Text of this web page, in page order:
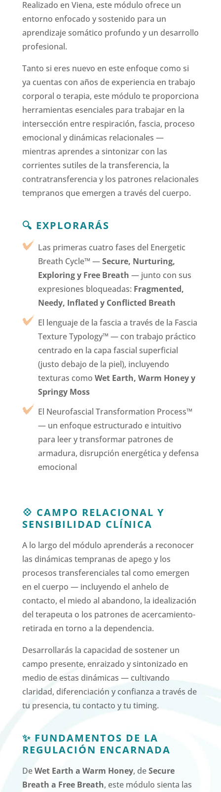
Realizado en Viena, este módulo ofrece un
entorno enfocado y sostenido para un
aprendizaje somático profundo y un desarrollo
profesional.
Tanto si eres nuevo en este enfoque como si
ya cuentas con años de experiencia en trabajo
corporal o terapia, este módulo te proporciona
herramientas esenciales para trabajar en la
intersección entre respiración, fascia, proceso
emocional y dinámicas relacionales —
mientras aprendes a sintonizar con las
corrientes sutiles de la transferencia, la
contratransferencia y los patrones relacionales
tempranos que emergen a través del cuerpo.
🔍 EXPLORARÁS
Las primeras cuatro fases del Energetic
Breath Cycle™ —Secure, Nurturing,
Exploring y Free Breath — junto con sus
expresiones bloqueadas: Fragmented,
Needy, Inflated y Conflicted Breath
El lenguaje de la fascia a través de la Fascia
Texture Typology™ — con trabajo práctico
centrado en la capa fascial superficial
(justo debajo de la piel), incluyendo
texturas como Wet Earth, Warm Honey y
Springy Moss
El Neurofascial Transformation Process™
— un enfoque estructurado e intuitivo
para leer y transformar patrones de
armadura, disrupción energética y defensa
emocional
💠 CAMPO RELACIONAL Y
SENSIBILIDAD CLÍNICA
A lo largo del módulo aprenderás a reconocer
las dinámicas tempranas de apego y los
procesos transferenciales tal como emergen
en el cuerpo — incluyendo el anhelo de
contacto, el miedo al abandono, la idealización
del terapeuta o los patrones de acercamiento-
retirada en torno a la dependencia.
Desarrollarás la capacidad de sostener un
campo presente, enraizado y sintonizado en
medio de estas dinámicas — cultivando
claridad, diferenciación y confianza a través de
tu presencia, tu contacto y tu timing.
✨ FUNDAMENTOS DE LA
REGULACIÓN ENCARNADA
DeWet Earth a Warm Honey, deSecure
Breath a Free Breath, este módulo sienta las